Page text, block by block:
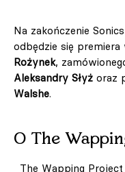
Na zakończenie
odbędzie się
Rożynek,
Aleksandry Słyż oraz
Walshe.
O The
The Wapping